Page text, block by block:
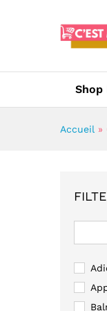
Shop
Accueil »